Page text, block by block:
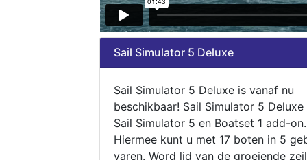
Sail Simulator 5 Deluxe
Sail Simulator 5 Deluxe is vanaf nu
beschikbaar! Sail Simulator 5
Sail Simulator 5 en Boatset 1 add-on.
Hiermee kunt u met 17 boten in 5
varen. Word lid van de groeiende zeil